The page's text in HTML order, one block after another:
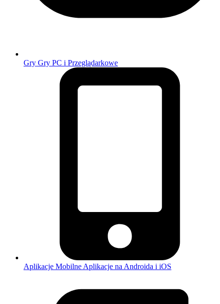
Gry Gry PC i Przeglądarkowe
Aplikacje Mobilne Aplikacje na Androida i iOS